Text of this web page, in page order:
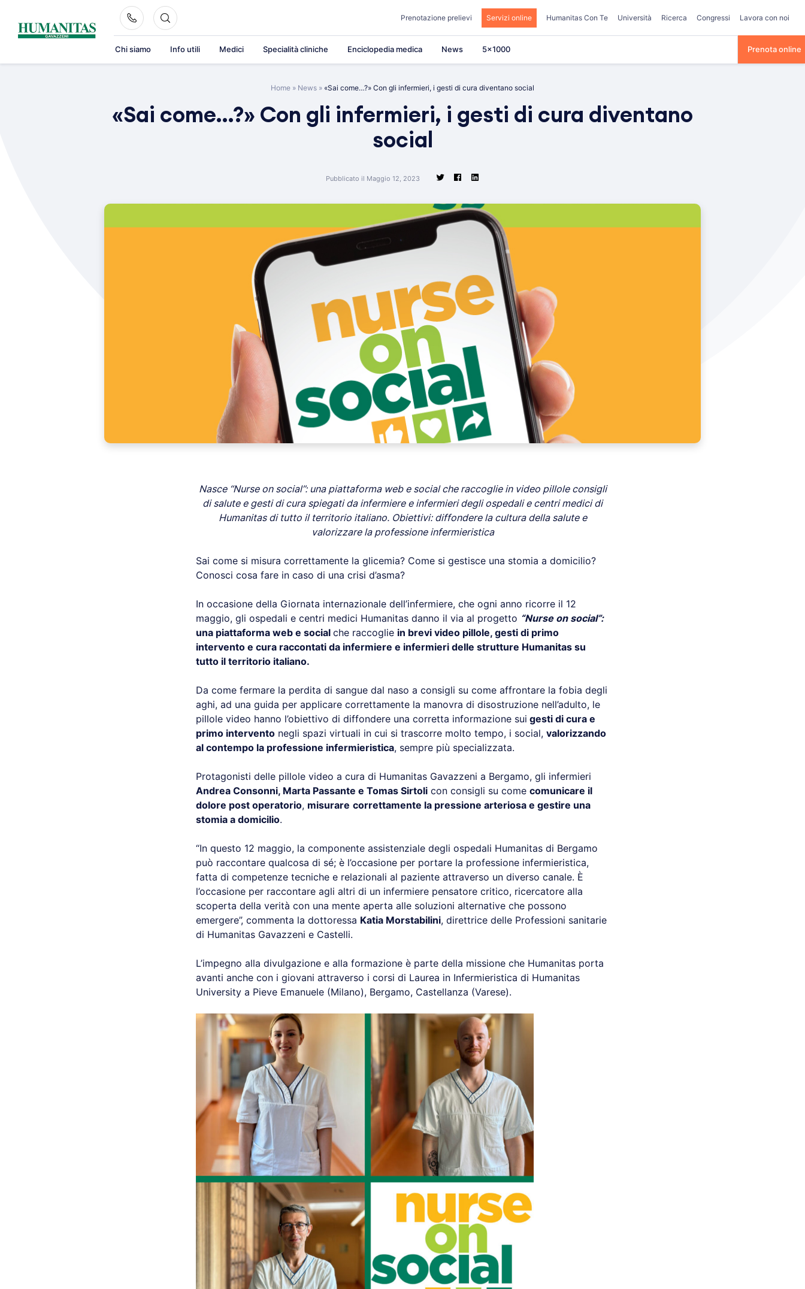
content
Prenotazione prelievi Servizi online Humanitas Con Te Università Ricerca Congressi Lavora con noi
Chi siamo Info utili Medici Specialità cliniche Enciclopedia medica News 5×1000 Prenota online
Home » News » «Sai come…?» Con gli infermieri, i gesti di cura diventano social
«Sai come…?» Con gli infermieri, i gesti di cura diventano
social
Pubblicato il Maggio 12, 2023
Nasce “Nurse on social”: una piattaforma web e social che raccoglie in video pillole consigli
di salute e gesti di cura spiegati da infermiere e infermieri degli ospedali e centri medici di
Humanitas di tutto il territorio italiano. Obiettivi: diffondere la cultura della salute e
valorizzare la professione infermieristica
Sai come si misura correttamente la glicemia? Come si gestisce una stomia a domicilio?
Conosci cosa fare in caso di una crisi d’asma?
In occasione della Giornata internazionale dell’infermiere, che ogni anno ricorre il 12
maggio, gli ospedali e centri medici Humanitas danno il via al progetto “Nurse on social”:
una piattaforma web e social che raccoglie in brevi video pillole, gesti di primo
intervento e cura raccontati da infermiere e infermieri delle strutture Humanitas su
tutto il territorio italiano.
Da come fermare la perdita di sangue dal naso a consigli su come affrontare la fobia degli
aghi, ad una guida per applicare correttamente la manovra di disostruzione nell’adulto, le
pillole video hanno l’obiettivo di diffondere una corretta informazione sui gesti di cura e
primo intervento negli spazi virtuali in cui si trascorre molto tempo, i social, valorizzando
al contempo la professione infermieristica, sempre più specializzata.
Protagonisti delle pillole video a cura di Humanitas Gavazzeni a Bergamo, gli infermieri
Andrea Consonni, Marta Passante e Tomas Sirtoli con consigli su come comunicare il
dolore post operatorio, misurare correttamente la pressione arteriosa e gestire una
stomia a domicilio.
“In questo 12 maggio, la componente assistenziale degli ospedali Humanitas di Bergamo
può raccontare qualcosa di sé; è l’occasione per portare la professione infermieristica,
fatta di competenze tecniche e relazionali al paziente attraverso un diverso canale. È
l’occasione per raccontare agli altri di un infermiere pensatore critico, ricercatore alla
scoperta della verità con una mente aperta alle soluzioni alternative che possono
emergere”, commenta la dottoressa Katia Morstabilini, direttrice delle Professioni sanitarie
di Humanitas Gavazzeni e Castelli.
L’impegno alla divulgazione e alla formazione è parte della missione che Humanitas porta
avanti anche con i giovani attraverso i corsi di Laurea in Infermieristica di Humanitas
University a Pieve Emanuele (Milano), Bergamo, Castellanza (Varese).